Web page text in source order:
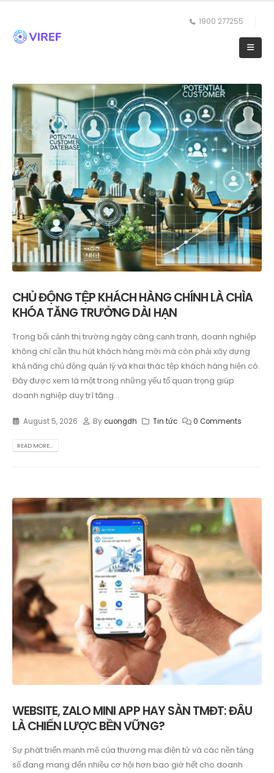
1900 277255
CHỦ ĐỘNG TỆP KHÁCH HÀNG CHÍNH LÀ CHÌA
KHÓA TĂNG TRƯỞNG DÀI HẠN
Trong bối cảnh thị trường ngày càng cạnh tranh, doanh nghiệp
không chỉ cần thu hút khách hàng mới mà còn phải xây dựng
khả năng chủ động quản lý và khai thác tệp khách hàng hiện có.
Đây được xem là một trong những yếu tố quan trọng giúp
doanh nghiệp duy trì tăng...
August 5, 2026 Bycuongdh Tin tức 0 Comments
READ MORE...
WEBSITE, ZALO MINI APP HAY SÀN TMĐT: ĐÂU
LÀ CHIẾN LƯỢC BỀN VỮNG?
Sự phát triển mạnh mẽ của thương mại điện tử và các nền tảng
số đang mang đến nhiều cơ hội hơn bao giờ hết cho doanh